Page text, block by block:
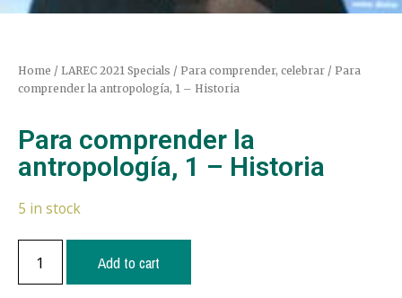
Home / LAREC 2021 Specials / Para comprender, celebrar / Para
comprender la antropología, 1 – Historia
Para comprender la
antropología, 1 – Historia
5 in stock
Add to cart